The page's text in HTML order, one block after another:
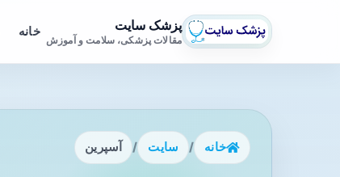
پزشک سایت
مقالات پزشکی، سلامت و آموزش
خانه
خانه / سایت / آسپرین